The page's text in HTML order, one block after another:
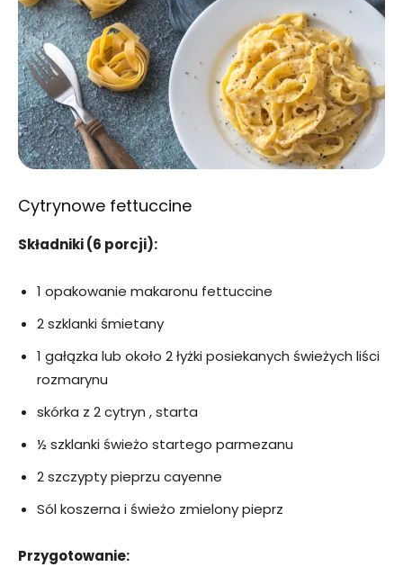
Cytrynowe fettuccine
Składniki (6 porcji):
1 opakowanie makaronu fettuccine
2 szklanki śmietany
1 gałązka lub około 2 łyżki posiekanych świeżych liści
rozmarynu
skórka z 2 cytryn , starta
½ szklanki świeżo startego parmezanu
2 szczypty pieprzu cayenne
Sól koszerna i świeżo zmielony pieprz
Przygotowanie: